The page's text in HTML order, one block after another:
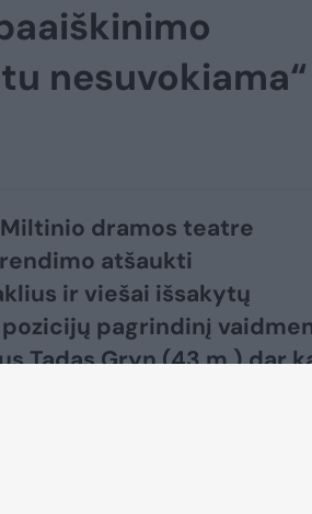
nesuvokiama“
dramos teatre
atšaukti
ir viešai išsakytų
pagrindinį
Tadas Gryn (43 m.) dar